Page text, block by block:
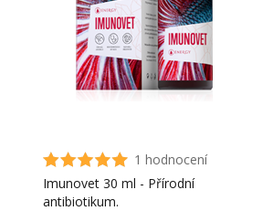
1 hodnocení
Imunovet 30 ml - Přírodní
antibiotikum.